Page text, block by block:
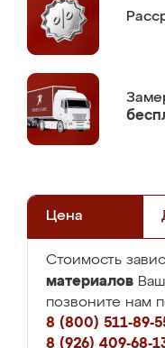
Цена
Стоимость
материалов
позвоните нам
8 (800) 511-89-
8 (926) 409-68-